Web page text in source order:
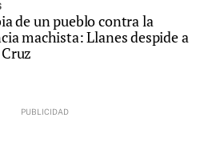
de un pueblo contra la
machista: Llanes despide a